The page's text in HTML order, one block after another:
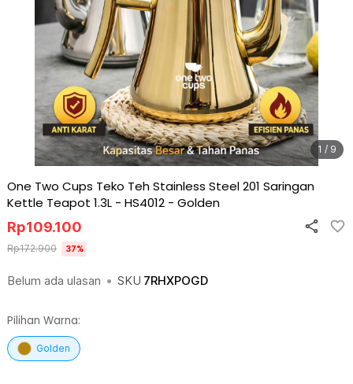
1 / 9
One Two Cups Teko Teh Stainless Steel 201 Saringan
Kettle Teapot 1.3L - HS4012 - Golden
Belum ada ulasan • SKU 7RHXPOGD
Rp109.100
Rp172.900 37%
Pilihan Warna:
Golden